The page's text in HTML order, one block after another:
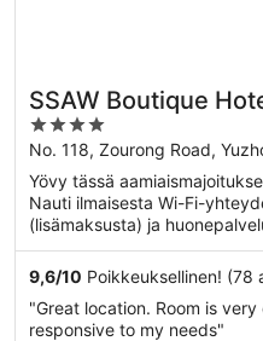
SSAW Boutique
Hongyadong Branch)
4
out
of
5
No. 118, Zourong Road,
Yövy tässä
Nauti ilmaisesta Wi-Fi-
(lisämaksusta) ja
Jiefangbein ...
9,6/10 Poikkeuksellinen! (78
"Great location. Room is
responsive to my needs"